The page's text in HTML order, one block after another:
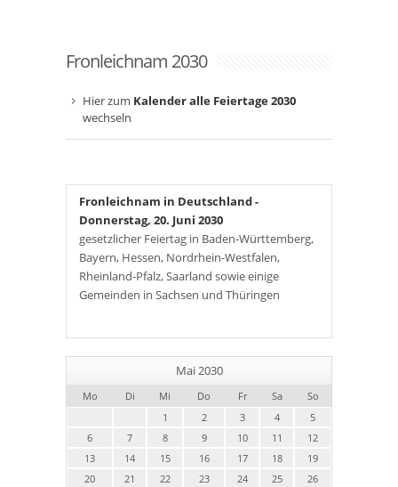
Fronleichnam 2030
Hier zum Kalender alle Feiertage 2030
wechseln
Fronleichnam in Deutschland-
Donnerstag, 20. Juni 2030
gesetzlicher Feiertag in Baden-Württemberg,
Bayern, Hessen, Nordrhein-Westfalen,
Rheinland-Pfalz, Saarland sowie einige
Gemeinden in Sachsen und Thüringen
Mai 2030
Mo Di Mi Do Fr Sa
So
1
2 3 4
5
6
7 8 9 10 11
12
13
14 15 16 17 18
19
20
21 22 23 24 25
26